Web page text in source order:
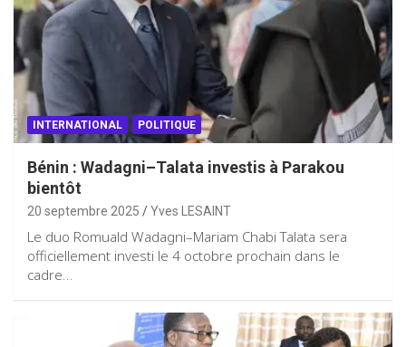
INTERNATIONAL POLITIQUE
Bénin : Wadagni–Talata investis à Parakou
bientôt
20 septembre 2025 Yves LESAINT
Le duo Romuald Wadagni–Mariam Chabi Talata sera
officiellement investi le 4 octobre prochain dans le
cadre…